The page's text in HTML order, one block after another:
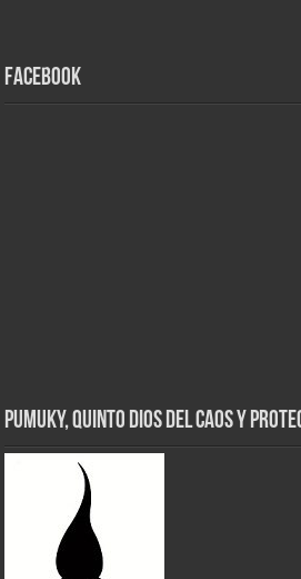
Facebook
Pumuky, Quinto Dios del Caos y